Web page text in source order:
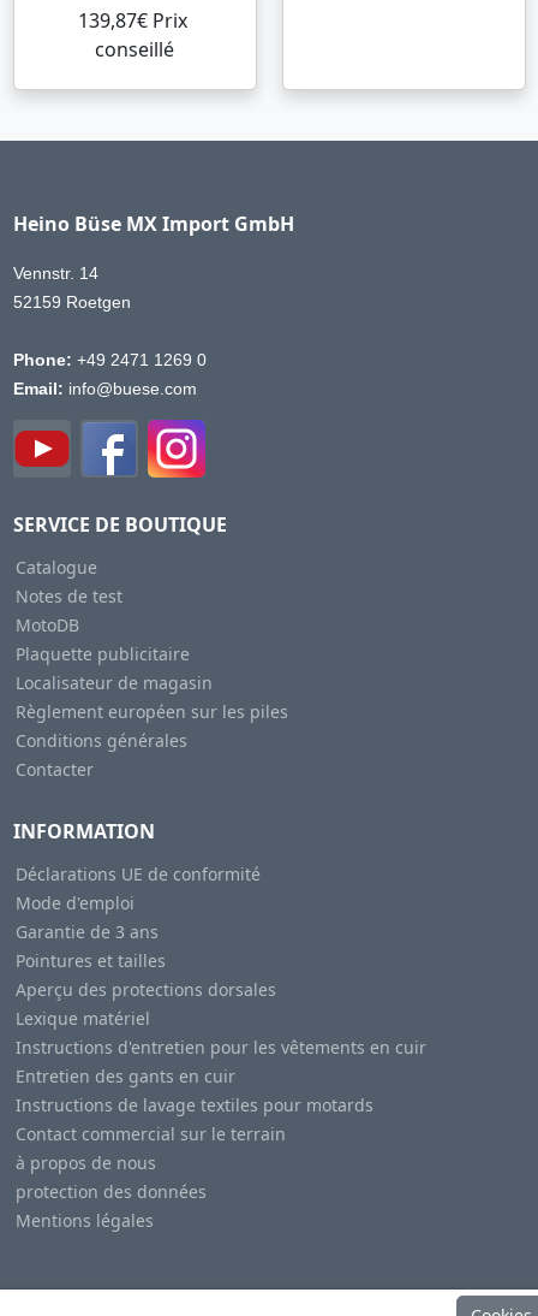
139,87€ Prix ​​
conseillé
Heino Büse MX Import GmbH
Vennstr. 14
52159 Roetgen
Phone: +49 2471 1269 0
Email: info@buese.com
SERVICE DE BOUTIQUE
Catalogue
Notes de test
MotoDB
Plaquette publicitaire
Localisateur de magasin
Règlement européen sur les piles
Conditions générales
Contacter
INFORMATION
Déclarations UE de conformité
Mode d'emploi
Garantie de 3 ans
Pointures et tailles
Aperçu des protections dorsales
Lexique matériel
Instructions d'entretien pour les vêtements en cuir
Entretien des gants en cuir
Instructions de lavage textiles pour motards
Contact commercial sur le terrain
à propos de nous
protection des données
Mentions légales